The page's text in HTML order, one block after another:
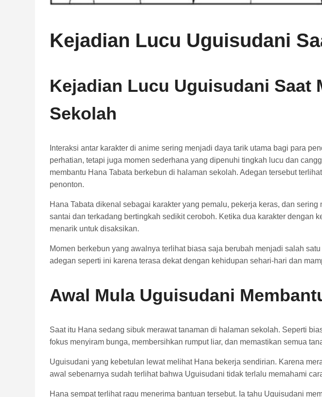
Kejadian Lucu Uguisudani
Kejadian Lucu Uguisudani Saat
Sekolah
Interaksi antar karakter di anime sering menjadi daya tarik utama bagi para
perhatian, tetapi juga momen sederhana yang dipenuhi tingkah lucu dan
membantu Hana Tabata berkebun di halaman sekolah. Adegan tersebut
penonton.
Hana Tabata dikenal sebagai karakter yang pemalu, pekerja keras, dan
santai dan terkadang bertingkah sedikit ceroboh. Ketika dua karakter
menarik untuk disaksikan.
Momen berkebun yang awalnya terlihat biasa saja berubah menjadi salah
adegan seperti ini karena terasa dekat dengan kehidupan sehari-hari dan
Awal Mula Uguisudani
Saat itu Hana sedang sibuk merawat tanaman di halaman sekolah. Seperti
fokus menyiram bunga, membersihkan rumput liar, dan memastikan semua
Uguisudani yang kebetulan lewat melihat Hana bekerja sendirian. Karena
awal sebenarnya sudah terlihat bahwa Uguisudani tidak terlalu memahami
Hana sempat terlihat ragu menerima bantuan tersebut. Ia tahu Uguisudani